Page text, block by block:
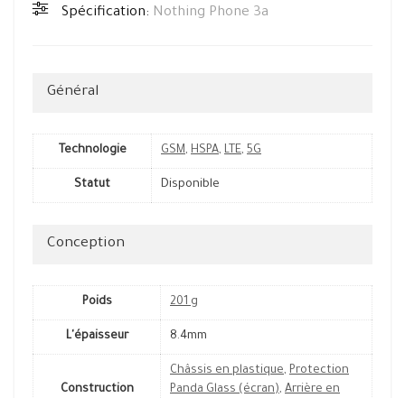
Spécification: Nothing Phone 3a
Général
Technologie GSM, HSPA, LTE, 5G
Statut Disponible
Conception
Poids 201 g
L'épaisseur 8.4mm
Construction
Châssis en plastique, Protection
Panda Glass (écran), Arrière en